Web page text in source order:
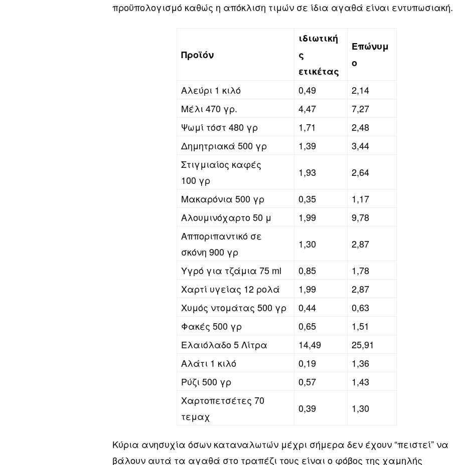
προϋπολογισμό καθώς η απόκλιση τιμών σε ίδια αγαθά είναι εντυπωσιακή.
Προϊόν
ιδιωτική
ς
ετικέτας
Επώνυμ
ο
Αλεύρι 1 κιλό 0,49
2,14
Μέλι 470 γρ.
4,47
7,27
Ψωμί τόστ 480 γρ
1,71
2,48
Δημητριακά 500 γρ
1,39
3,44
Στιγμιαίος καφές
100 γρ
1,93 2,64
Μακαρόνια 500 γρ 0,35
1,17
Αλουμινόχαρτο 50 μ
1,99
9,78
Απποριπαντικό σε
σκόνη 900 γρ
1,30 2,87
Υγρό για τζάμια 75 ml 0,85
1,78
Χαρτί υγείας 12 ρολά
1,99
2,87
Χυμός ντομάτας 500 γρ
0,44
0,63
Φακές 500 γρ
0,65
1,51
Ελαιόλαδο 5 Λίτρα
14,49
25,91
Αλάτι 1 κιλό
0,19
1,36
Ρύζι 500 γρ
0,57
1,43
Χαρτοπετσέτες 70
τεμαχ
0,39 1,30
Κύρια ανησυχία όσων καταναλωτών μέχρι σήμερα δεν έχουν “πειστεί” να
βάλουν αυτά τα αγαθά στο τραπέζι τους είναι ο φόβος της χαμηλής